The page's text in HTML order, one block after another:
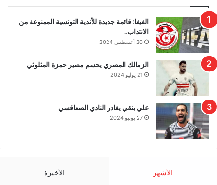
الفيفا: قائمة جديدة للأندية التونسية الممنوعة من
الانتداب..
20 أغسطس 2024
الزمالك المصري يحسم مصير حمزة المثلوثي
21 يوليو 2024
علي بنقي يغادر النادي الصفاقسي
27 يونيو 2024
الأشهر الأخيرة